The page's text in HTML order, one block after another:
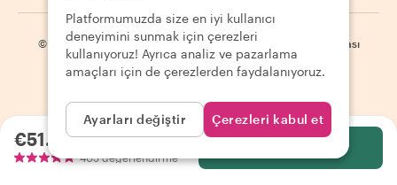
€51.47kişi başı
405 değerlendirme
© 2026 Withlocals.com | Gizlilik Politikası | Çerezler Site haritası
Platformumuzda size en iyi kullanıcı
deneyimini sunmak için çerezleri
kullanıyoruz! Ayrıca analiz ve pazarlama
amaçları için de çerezlerden faydalanıyoruz.
Ayarları değiştir Çerezleri kabul et